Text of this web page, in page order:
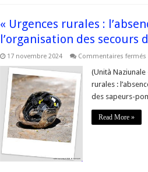
« Urgences rurales :
l’organisation des secours
17 novembre 2024 Commentaires fermés
(Unità
rurales :
des sapeurs-
Read More »